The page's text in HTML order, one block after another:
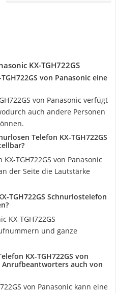
KX-TGH722GS
von Panasonic eine
von Panasonic verfügt
auch andere Personen
Telefon KX-TGH722GS
TGH722GS von Panasonic
der Seite die Lautstärke
TGH722GS Schnurlostelefon
KX-TGH722GS
und ganze
KX-TGH722GS von
auch von
von Panasonic kann eine